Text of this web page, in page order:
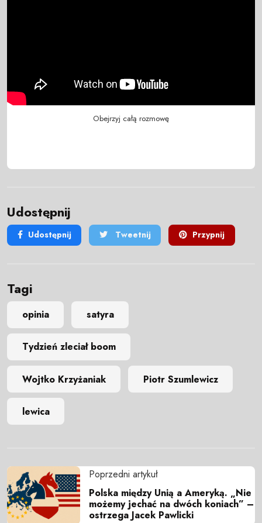
Obejrzyj całą rozmowę
Udostępnij
Udostępnij Tweetnij Przypnij
Tagi
opinia satyra
Tydzień zleciał boom
Wojtko Krzyżaniak Piotr Szumlewicz
lewica
Poprzedni artykuł
Polska między Unią a Ameryką. „Nie
możemy jechać na dwóch koniach” –
ostrzega Jacek Pawlicki